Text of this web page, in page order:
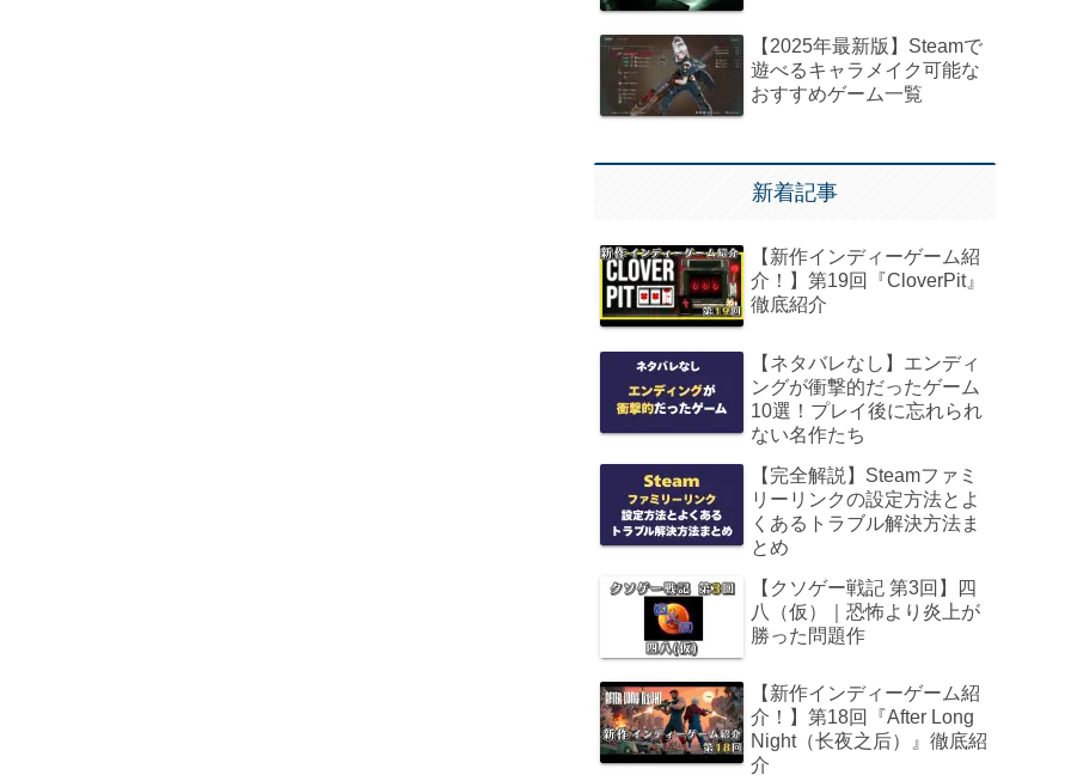
【2025年最新版】Steamで
遊べるキャラメイク可能な
おすすめゲーム一覧
新着記事
【新作インディーゲーム紹
介！】第19回『CloverPit』
徹底紹介
【ネタバレなし】エンディ
ングが衝撃的だったゲーム
10選！プレイ後に忘れられ
ない名作たち
【完全解説】Steamファミ
リーリンクの設定方法とよ
くあるトラブル解決方法ま
とめ
【クソゲー戦記 第3回】四
八（仮）｜恐怖より炎上が
勝った問題作
【新作インディーゲーム紹
介！】第18回『After Long
Night（长夜之后）』徹底紹
介